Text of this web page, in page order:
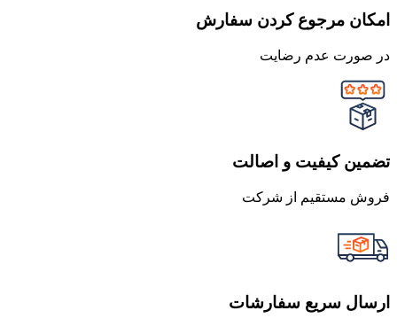
امکان مرجوع کردن سفارش
در صورت عدم رضایت
تضمین کیفیت و اصالت
فروش مستقیم از شرکت
ارسال سریع سفارشات